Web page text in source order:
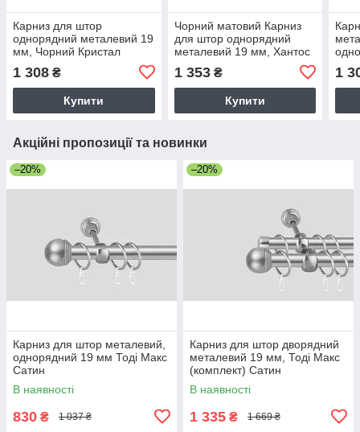
Карниз для штор
однорядний металевий 19
мм, Чорний Кристал
1 308 ₴
Купити
Чорний матовий Карниз
для штор однорядний
металевий 19 мм, Хантос
матовий
1 353₴
Купити
1
Акційні пропозиції та новинки
–20%
Карниз для штор металевий,
однорядний 19 мм Тоді Макс
Сатин
В наявності
830 ₴ 1 037 ₴
–20%
Карниз для штор дворядний
металевий 19 мм, Тоді Макс
(комплект) Сатин
В наявності
1 335 ₴ 1 669 ₴